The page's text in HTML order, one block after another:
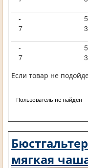
-
7
-
7
Если товар не
Пользователь не найден
мягкая